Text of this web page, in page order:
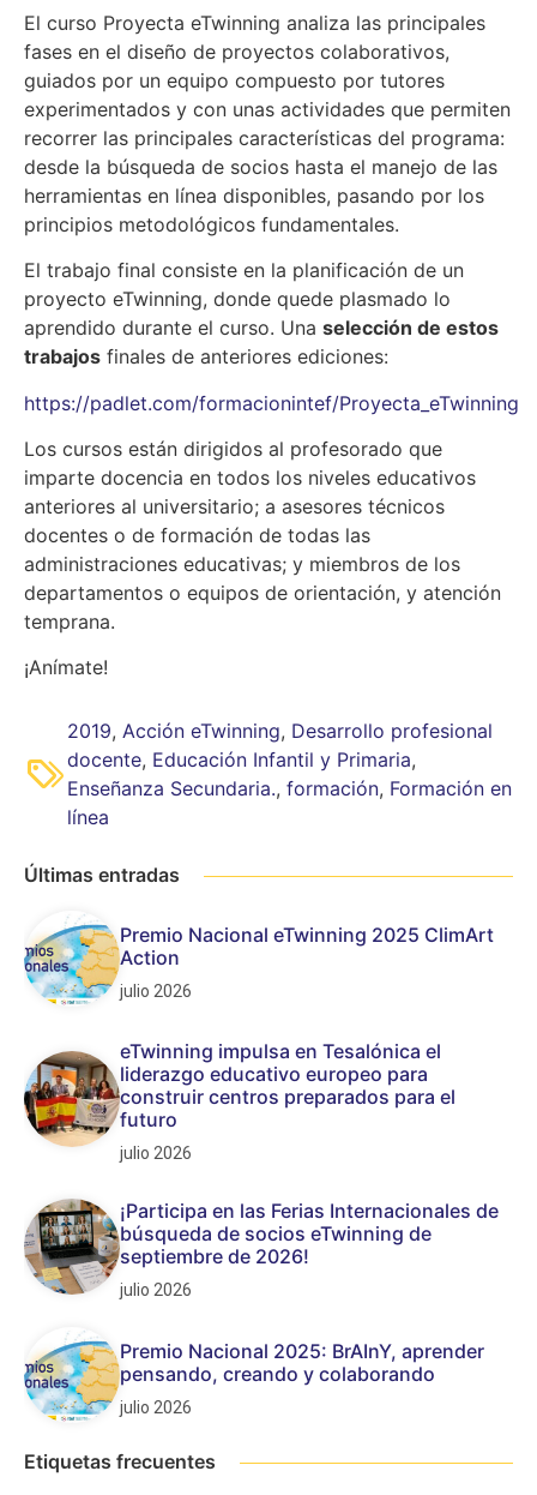
El curso Proyecta eTwinning analiza las principales
fases en el diseño de proyectos colaborativos,
guiados por un equipo compuesto por tutores
experimentados y con unas actividades que permiten
recorrer las principales características del programa:
desde la búsqueda de socios hasta el manejo de las
herramientas en línea disponibles, pasando por los
principios metodológicos fundamentales.
El trabajo final consiste en la planificación de un
proyecto eTwinning, donde quede plasmado lo
aprendido durante el curso. Una selección de estos
trabajos finales de anteriores ediciones:
https://padlet.com/formacionintef/Proyecta_eTwinning
Los cursos están dirigidos al profesorado que
imparte docencia en todos los niveles educativos
anteriores al universitario; a asesores técnicos
docentes o de formación de todas las
administraciones educativas; y miembros de los
departamentos o equipos de orientación, y atención
temprana.
¡Anímate!
2019, Acción eTwinning, Desarrollo profesional
docente, Educación Infantil y Primaria,
Enseñanza Secundaria., formación, Formación en
línea
Últimas entradas
Premio Nacional eTwinning 2025 ClimArt
Action
julio 2026
eTwinning impulsa en Tesalónica el
liderazgo educativo europeo para
construir centros preparados para el
futuro
julio 2026
¡Participa en las Ferias Internacionales de
búsqueda de socios eTwinning de
septiembre de 2026!
julio 2026
Premio Nacional 2025: BrAInY, aprender
pensando, creando y colaborando
julio 2026
Etiquetas frecuentes